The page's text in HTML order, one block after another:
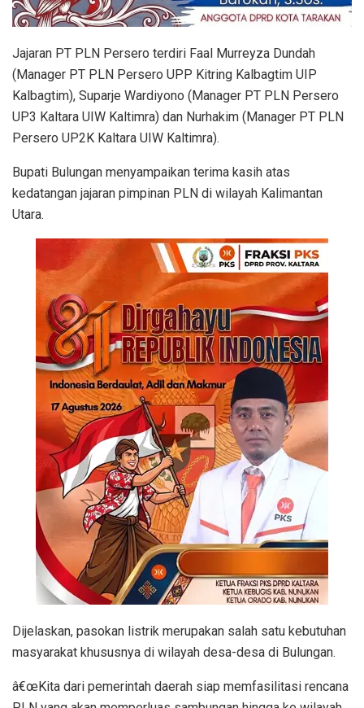
Jajaran PT PLN Persero terdiri Faal Murreyza Dundah
(Manager PT PLN Persero UPP Kitring Kalbagtim UIP
Kalbagtim), Suparje Wardiyono (Manager PT PLN Persero
UP3 Kaltara UIW Kaltimra) dan Nurhakim (Manager PT PLN
Persero UP2K Kaltara UIW Kaltimra).
Bupati Bulungan menyampaikan terima kasih atas
kedatangan jajaran pimpinan PLN di wilayah Kalimantan
Utara.
Dijelaskan, pasokan listrik merupakan salah satu kebutuhan
masyarakat khususnya di wilayah desa-desa di Bulungan.
â€œKita dari pemerintah daerah siap memfasilitasi rencana